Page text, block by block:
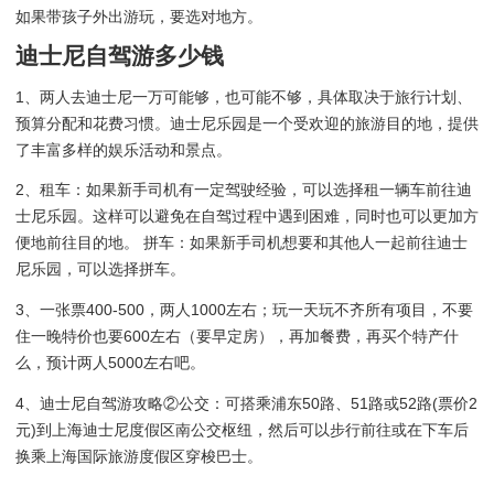
如果带孩子外出游玩，要选对地方。
迪士尼自驾游多少钱
1、两人去迪士尼一万可能够，也可能不够，具体取决于旅行计划、
预算分配和花费习惯。迪士尼乐园是一个受欢迎的旅游目的地，提供
了丰富多样的娱乐活动和景点。
2、租车：如果新手司机有一定驾驶经验，可以选择租一辆车前往迪
士尼乐园。这样可以避免在自驾过程中遇到困难，同时也可以更加方
便地前往目的地。 拼车：如果新手司机想要和其他人一起前往迪士
尼乐园，可以选择拼车。
3、一张票400-500，两人1000左右；玩一天玩不齐所有项目，不要
住一晚特价也要600左右（要早定房），再加餐费，再买个特产什
么，预计两人5000左右吧。
4、迪士尼自驾游攻略②公交：可搭乘浦东50路、51路或52路(票价2
元)到上海迪士尼度假区南公交枢纽，然后可以步行前往或在下车后
换乘上海国际旅游度假区穿梭巴士。